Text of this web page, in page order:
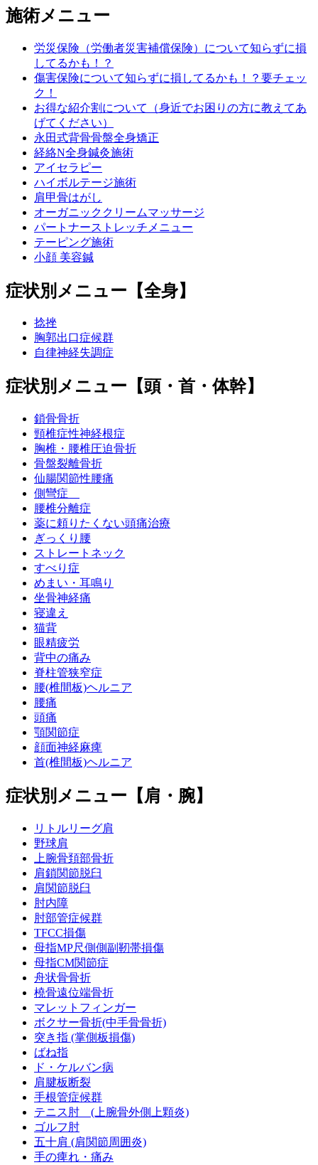
施術メニュー
労災保険（労働者災害補償保険）について知らずに損
してるかも！？
傷害保険について知らずに損してるかも！？要チェッ
ク！
お得な紹介割について（身近でお困りの方に教えてあ
げてください）
永田式背骨骨盤全身矯正
経絡N全身鍼灸施術
アイセラピー
ハイボルテージ施術
肩甲骨はがし
オーガニッククリームマッサージ
パートナーストレッチメニュー
テーピング施術
小顔 美容鍼
症状別メニュー【全身】
捻挫
胸郭出口症候群
自律神経失調症
症状別メニュー【頭・首・体幹】
鎖骨骨折
頸椎症性神経根症
胸椎・腰椎圧迫骨折
骨盤裂離骨折
仙腸関節性腰痛
側彎症
腰椎分離症
薬に頼りたくない頭痛治療
ぎっくり腰
ストレートネック
すべり症
めまい・耳鳴り
坐骨神経痛
寝違え
猫背
眼精疲労
背中の痛み
脊柱管狭窄症
腰(椎間板)ヘルニア
腰痛
頭痛
顎関節症
顔面神経麻痺
首(椎間板)ヘルニア
症状別メニュー【肩・腕】
リトルリーグ肩
野球肩
上腕骨頚部骨折
肩鎖関節脱臼
肩関節脱臼
肘内障
肘部管症候群
TFCC損傷
母指MP尺側側副靭帯損傷
母指CM関節症
舟状骨骨折
橈骨遠位端骨折
マレットフィンガー
ボクサー骨折(中手骨骨折)
突き指 (掌側板損傷)
ばね指
ド・ケルバン病
肩腱板断裂
手根管症候群
テニス肘 (上腕骨外側上顆炎)
ゴルフ肘
五十肩 (肩関節周囲炎)
手の痺れ・痛み